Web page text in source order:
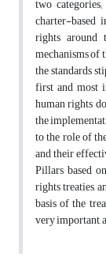
two
charter-based
rights around
mechanisms
the standards
first and most
human rights
the
to the role of
and their
Pillars based
rights treaties,
basis of the
very important,